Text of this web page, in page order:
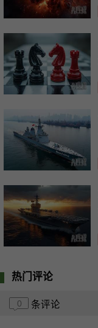
热门评论
0 条评论